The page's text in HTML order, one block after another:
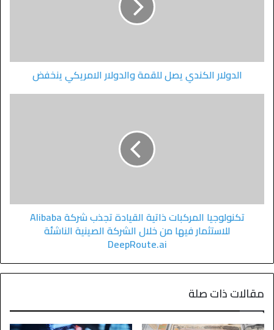
الدولار الكندي يصل للقمة والدولار الامريكي ينخفض
تكنولوجيا المركبات ذاتية القيادة تجذب شركة Alibaba
للاستثمار فيها من خلال الشركة الصينية الناشئة
DeepRoute.ai
مقالات ذات صلة